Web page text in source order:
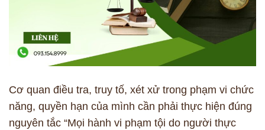
Cơ quan điều tra, truy tố, xét xử trong phạm vi chức
năng, quyền hạn của mình cần phải thực hiện đúng
nguyên tắc “Mọi hành vi phạm tội do người thực